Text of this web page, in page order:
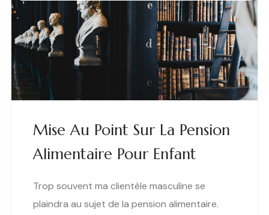
Mise Au Point Sur La Pension
Alimentaire Pour Enfant
Trop souvent ma clientèle masculine se
plaindra au sujet de la pension alimentaire.